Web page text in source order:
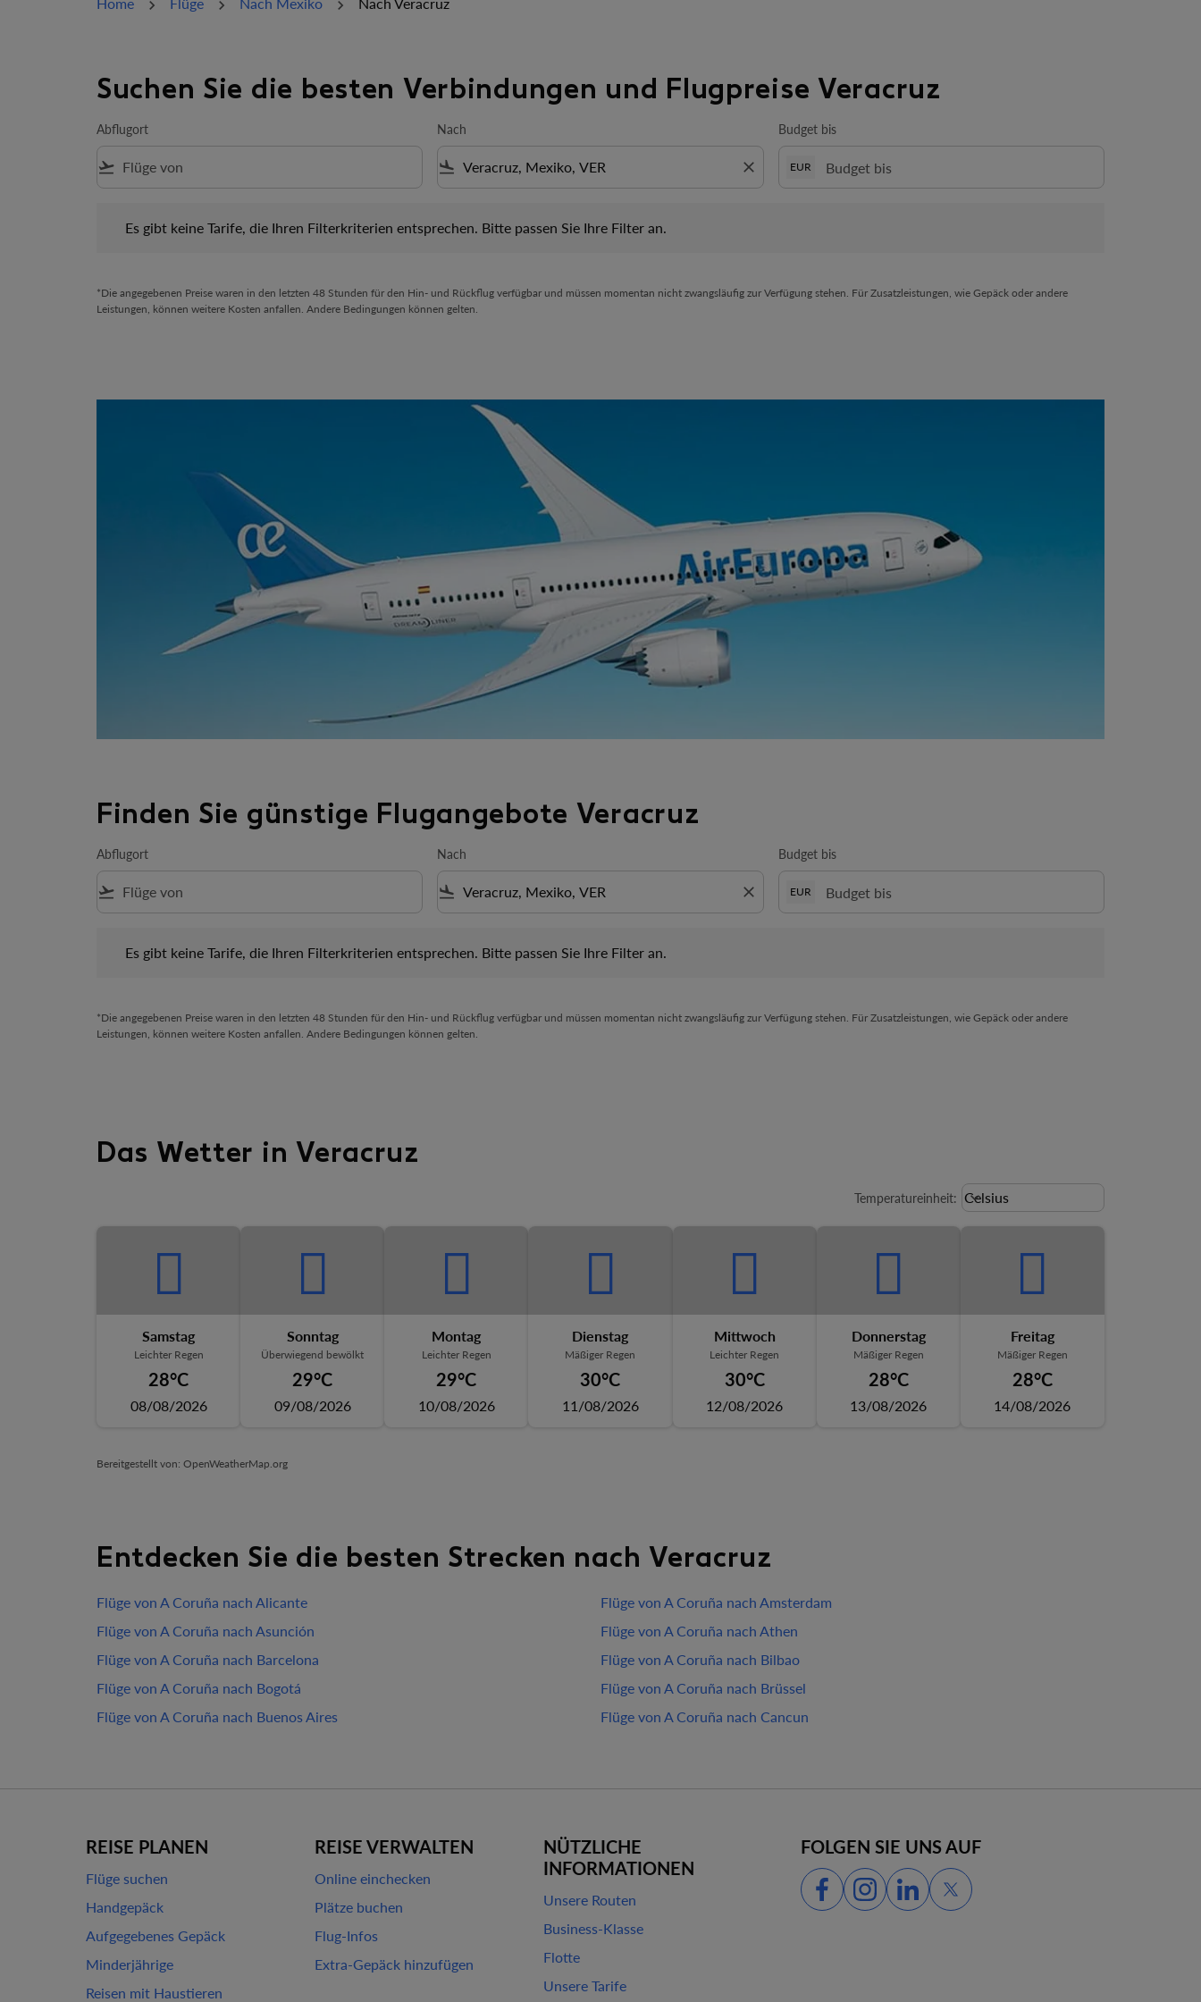
Suchen Sie die besten Verbindungen und Flugpreise Veracruz
Abflugort
flight_takeoff
Nach
flight_land close
Budget bis
EUR
Es gibt keine Tarife, die Ihren Filterkriterien entsprechen. Bitte passen Sie Ihre Filter an.
*Die angegebenen Preise waren in den letzten 48 Stunden für den Hin- und Rückflug verfügbar und müssen momentan nicht zwangsläufig zur Verfügung stehen. Für Zusatzleistungen, wie Gepäck oder andere
Leistungen, können weitere Kosten anfallen. Andere Bedingungen können gelten.
Finden Sie günstige Flugangebote Veracruz
Abflugort
flight_takeoff
Nach
flight_land close
Budget bis
EUR
Es gibt keine Tarife, die Ihren Filterkriterien entsprechen. Bitte passen Sie Ihre Filter an.
*Die angegebenen Preise waren in den letzten 48 Stunden für den Hin- und Rückflug verfügbar und müssen momentan nicht zwangsläufig zur Verfügung stehen. Für Zusatzleistungen, wie Gepäck oder andere
Leistungen, können weitere Kosten anfallen. Andere Bedingungen können gelten.
Das Wetter in Veracruz
Temperatureinheit: Weather unit option Celsius
Celsius
keyboard_arrow_down
Samstag
Leichter Regen
28°C
08/08/2026
Sonntag
Überwiegend bewölkt
29°C
09/08/2026
Montag
Leichter Regen
29°C
10/08/2026
Dienstag
Mäßiger Regen
30°C
11/08/2026
Mittwoch
Leichter Regen
30°C
12/08/2026
Donnerstag
Mäßiger Regen
28°C
13/08/2026
Freitag
Mäßiger Regen
28°C
14/08/2026
Bereitgestellt von: OpenWeatherMap.org
Entdecken Sie die besten Strecken nach Veracruz
Flüge von A Coruña nach Alicante
Flüge von A Coruña nach Amsterdam
Flüge von A Coruña nach Asunción
Flüge von A Coruña nach Athen
Flüge von A Coruña nach Barcelona
Flüge von A Coruña nach Bilbao
Flüge von A Coruña nach Bogotá
Flüge von A Coruña nach Brüssel
Flüge von A Coruña nach Buenos Aires
Flüge von A Coruña nach Cancun
REISE PLANEN
Flüge suchen
Handgepäck
Aufgegebenes Gepäck
Minderjährige
Reisen mit Haustieren
REISE VERWALTEN
Online einchecken
Plätze buchen
Flug-Infos
Extra-Gepäck hinzufügen
NÜTZLICHE
INFORMATIONEN
Unsere Routen
Business-Klasse
Flotte
Unsere Tarife
FOLGEN SIE UNS AUF